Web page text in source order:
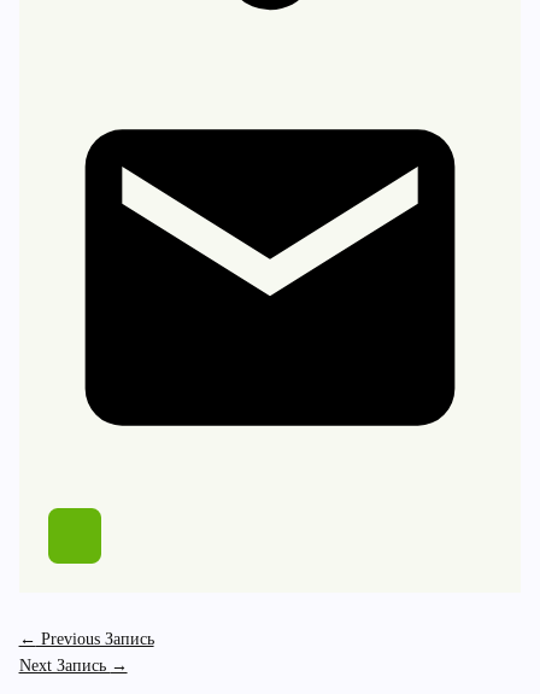
← Previous Запись
Next Запись →